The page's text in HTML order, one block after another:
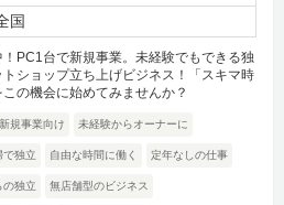
国
PC1台で新規事業。未経験でもできる独
ショップ立ち上げビジネス！「スキマ時
の機会に始めてみませんか？
規事業向け 未経験からオーナーに
で独立 自由な時間に働く 定年なしの仕事
の独立 無店舗型のビジネス